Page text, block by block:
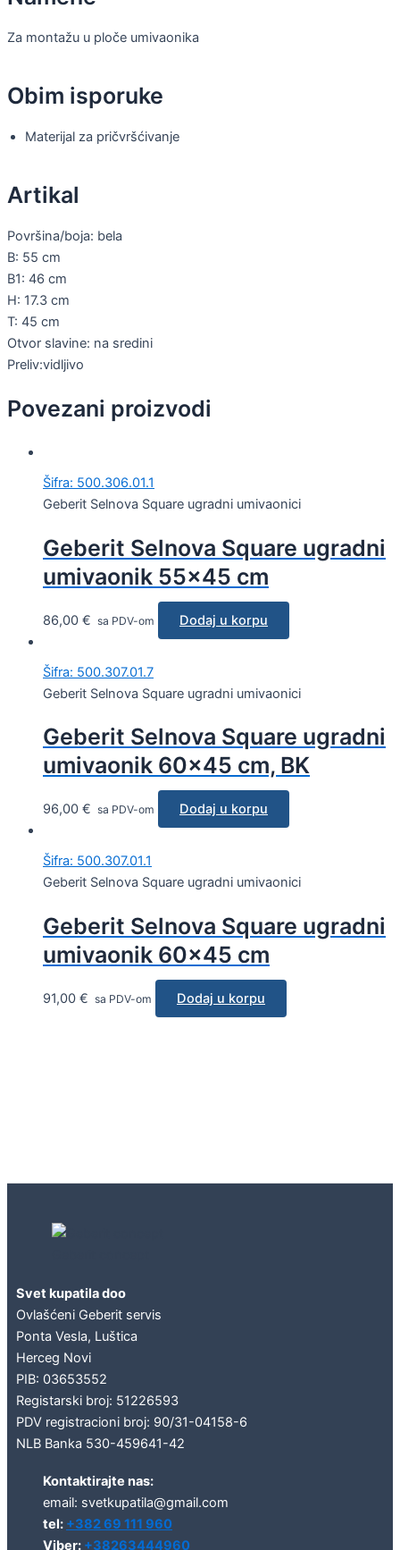
Za montažu u ploče umivaonika
Obim isporuke
Materijal za pričvršćivanje
Artikal
Površina/boja: bela
B: 55 cm
B1: 46 cm
H: 17.3 cm
T: 45 cm
Otvor slavine: na sredini
Preliv:vidljivo
Povezani proizvodi
Šifra: 500.306.01.1
Geberit Selnova Square ugradni umivaonici
Geberit Selnova Square ugradni
umivaonik 55×45 cm
86,00 € sa PDV-om Dodaj u korpu
Šifra: 500.307.01.7
Geberit Selnova Square ugradni umivaonici
Geberit Selnova Square ugradni
umivaonik 60×45 cm, BK
96,00 € sa PDV-om Dodaj u korpu
Šifra: 500.307.01.1
Geberit Selnova Square ugradni umivaonici
Geberit Selnova Square ugradni
umivaonik 60×45 cm
91,00 € sa PDV-om Dodaj u korpu
Svet kupatila doo
Ovlašćeni Geberit servis
Ponta Vesla, Luštica
Herceg Novi
PIB: 03653552
Registarski broj: 51226593
PDV registracioni broj: 90/31-04158-6
NLB Banka 530-459641-42
Kontaktirajte nas:
email: svetkupatila@gmail.com
tel: +382 69 111 960
Viber: +38263444960